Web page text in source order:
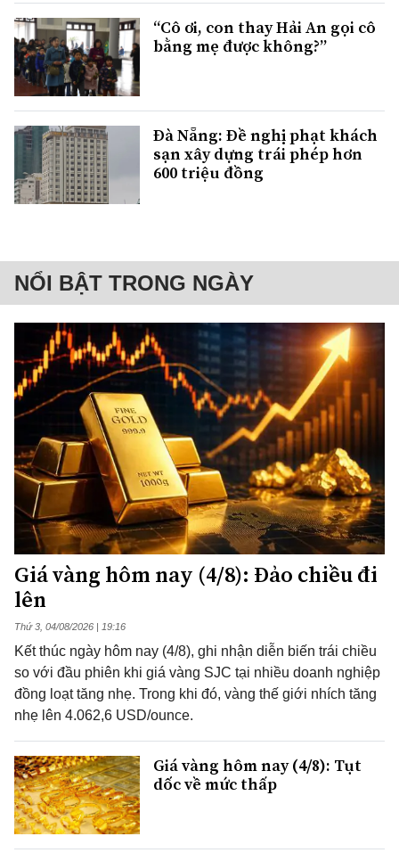
“Cô ơi, con thay Hải An gọi cô
bằng mẹ được không?”
Đà Nẵng: Đề nghị phạt khách
sạn xây dựng trái phép hơn
600 triệu đồng
NỔI BẬT TRONG NGÀY
Giá vàng hôm nay (4/8): Đảo chiều đi
lên
Thứ 3, 04/08/2026 | 19:16
Kết thúc ngày hôm nay (4/8), ghi nhận diễn biến trái chiều
so với đầu phiên khi giá vàng SJC tại nhiều doanh nghiệp
đồng loạt tăng nhẹ. Trong khi đó, vàng thế giới nhích tăng
nhẹ lên 4.062,6 USD/ounce.
Giá vàng hôm nay (4/8): Tụt
dốc về mức thấp